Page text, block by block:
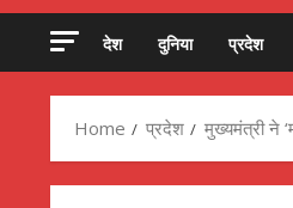
देश दुनिया प्रदेश
Home प्रदेश मुख्यमंत्री ने